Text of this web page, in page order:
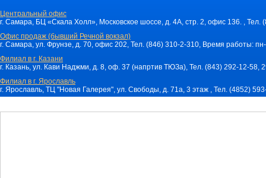
Центральный офис
г. Самара, БЦ «Скала Холл», Московское шоссе, д. 4А, стр. 2, офис 136. ,
Офис продаж (бывший Речной вокзал)
г. Самара, ул. Фрунзе, д. 70, офис 202, Тел. (846) 310-2-310, Время работы:
Филиал в г. Казани
г. Казань, ул. Кави Наджми, д. 8, оф. 37 (напртив ТЮЗа), Тел. (843) 292-12-
Филиал в г. Ярославль
г. Ярославль, ТЦ "Новая Галерея", ул. Свободы, д. 71a, 3 этаж , Тел. (4852)